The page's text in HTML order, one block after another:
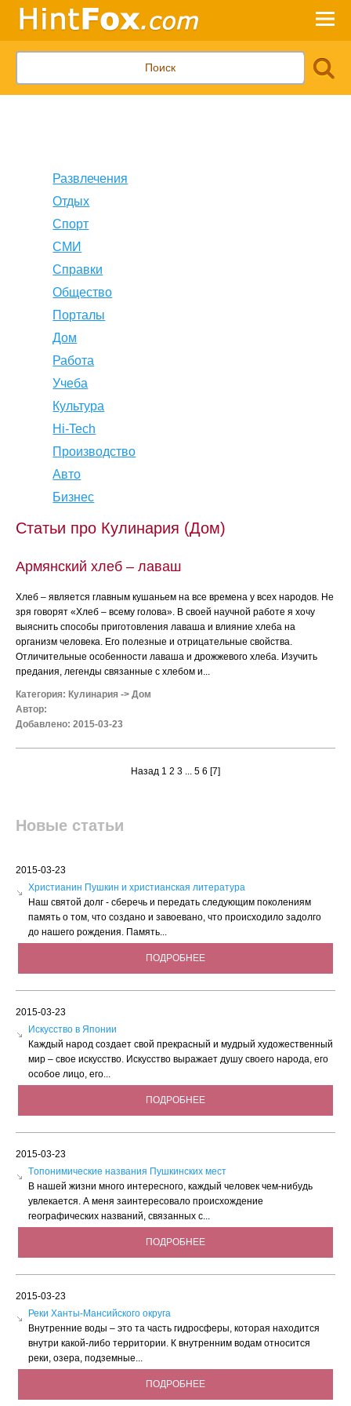
Развлечения
Отдых
Спорт
СМИ
Справки
Общество
Порталы
Дом
Работа
Учеба
Культура
Hi-Tech
Производство
Авто
Бизнес
Статьи про Кулинария (Дом)
Армянский хлеб – лаваш
Хлеб – является главным кушаньем на все времена у всех народов. Не
зря говорят «Хлеб – всему голова». В своей научной работе я хочу
выяснить способы приготовления лаваша и влияние хлеба на
организм человека. Его полезные и отрицательные свойства.
Отличительные особенности лаваша и дрожжевого хлеба. Изучить
предания, легенды связанные с хлебом и...
Категория: Кулинария -> Дом
Автор:
Добавлено: 2015-03-23
Назад 1 2 3 ... 5 6 [7]
Новые статьи
2015-03-23
Христианин Пушкин и христианская литература
Наш святой долг - сберечь и передать следующим поколениям
память о том, что создано и завоевано, что происходило задолго
до нашего рождения. Память...
ПОДРОБНЕЕ
2015-03-23
Искусство в Японии
Каждый народ создает свой прекрасный и мудрый художественный
мир – свое искусство. Искусство выражает душу своего народа, его
особое лицо, его...
ПОДРОБНЕЕ
2015-03-23
Tопонимические названия Пушкинских мест
В нашей жизни много интересного, каждый человек чем-нибудь
увлекается. А меня заинтересовало происхождение
географических названий, связанных с...
ПОДРОБНЕЕ
2015-03-23
Реки Ханты-Мансийского округа
Внутренние воды – это та часть гидросферы, которая находится
внутри какой-либо территории. К внутренним водам относится
реки, озера, подземные...
ПОДРОБНЕЕ